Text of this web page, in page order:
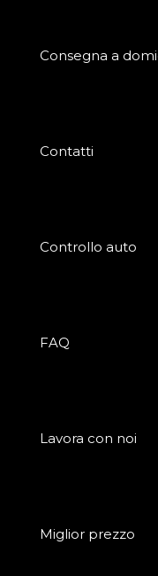
Consegna a
Contatti
Controllo auto
FAQ
Lavora con noi
Miglior prezzo